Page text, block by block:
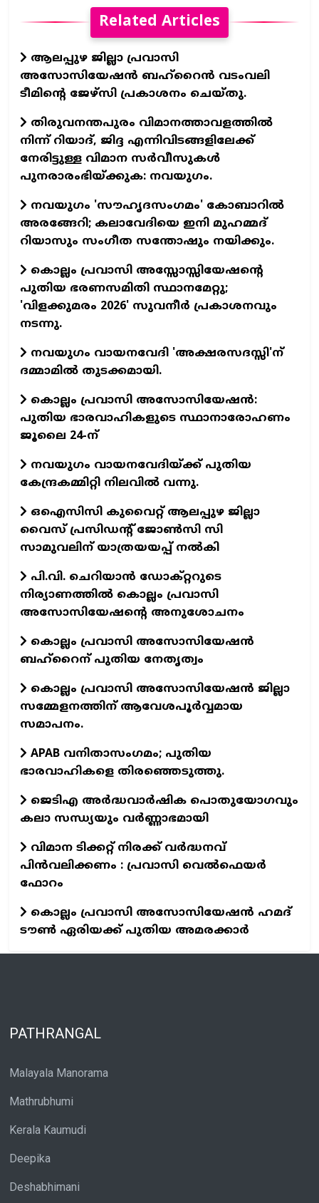
Related Articles
ആലപ്പുഴ ജില്ലാ പ്രവാസി
അസോസിയേഷന്‍ ബഹ്റൈന്‍ വടംവലി
ടീമിന്റെ ജേഴ്സി പ്രകാശനം ചെയ്തു.
തിരുവനന്തപുരം വിമാനത്താവളത്തില്‍
നിന്ന് റിയാദ്, ജിദ്ദ എന്നിവിടങ്ങളിലേക്ക്
നേരിട്ടുള്ള വിമാന സര്‍വീസുകള്‍
പുനരാരംഭിയ്ക്കുക: നവയുഗം.
നവയുഗം 'സൗഹൃദസംഗമം' കോബാറില്‍
അരങ്ങേറി; കലാവേദിയെ ഇനി മുഹമ്മദ്
റിയാസും സംഗീത സന്തോഷും നയിക്കും.
കൊല്ലം പ്രവാസി അസ്സോസ്സിയേഷന്റെ
പുതിയ ഭരണസമിതി സ്ഥാനമേറ്റു;
'വിളക്കുമരം 2026' സുവനീര്‍ പ്രകാശനവും
നടന്നു.
നവയുഗം വായനവേദി 'അക്ഷരസദസ്സി'ന്
ദമ്മാമില്‍ തുടക്കമായി.
കൊല്ലം പ്രവാസി അസോസിയേഷന്‍:
പുതിയ ഭാരവാഹികളുടെ സ്ഥാനാരോഹണം
ജൂലൈ 24-ന്
നവയുഗം വായനവേദിയ്ക്ക് പുതിയ
കേന്ദ്രകമ്മിറ്റി നിലവില്‍ വന്നു.
ഒഐസിസി കുവൈറ്റ് ആലപ്പുഴ ജില്ലാ
വൈസ് പ്രസിഡന്റ് ജോണ്‍സി സി
സാമുവലിന് യാത്രയയപ്പ് നല്‍കി
പി.വി. ചെറിയാന്‍ ഡോക്റ്ററുടെ
നിര്യാണത്തില്‍ കൊല്ലം പ്രവാസി
അസോസിയേഷന്റെ അനുശോചനം
കൊല്ലം പ്രവാസി അസോസിയേഷന്‍
ബഹ്‌റൈന് പുതിയ നേതൃത്വം
കൊല്ലം പ്രവാസി അസോസിയേഷന്‍ ജില്ലാ
സമ്മേളനത്തിന് ആവേശപൂര്‍വ്വമായ
സമാപനം.
APAB വനിതാസംഗമം; പുതിയ
ഭാരവാഹികളെ തിരഞ്ഞെടുത്തു.
ജെടിഎ അര്‍ദ്ധവാര്‍ഷിക പൊതുയോഗവും
കലാ സന്ധ്യയും വര്‍ണ്ണാഭമായി
വിമാന ടിക്കറ്റ് നിരക്ക് വർദ്ധനവ്
പിൻവലിക്കണം : പ്രവാസി വെൽഫെയർ
ഫോറം
കൊല്ലം പ്രവാസി അസോസിയേഷന്‍ ഹമദ്
ടൗണ്‍ ഏരിയക്ക് പുതിയ അമരക്കാര്‍
PATHRANGAL
Malayala Manorama
Mathrubhumi
Kerala Kaumudi
Deepika
Deshabhimani